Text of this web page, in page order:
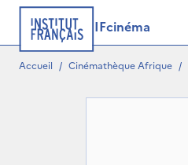
IFcinéma
Accueil / Cinémathèque Afrique /